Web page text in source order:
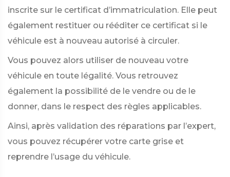
inscrite sur le certificat d’immatriculation. Elle peut
également restituer ou rééditer ce certificat si le
véhicule est à nouveau autorisé à circuler.
Vous pouvez alors utiliser de nouveau votre
véhicule en toute légalité. Vous retrouvez
également la possibilité de le vendre ou de le
donner, dans le respect des règles applicables.
Ainsi, après validation des réparations par l’expert,
vous pouvez récupérer votre carte grise et
reprendre l’usage du véhicule.